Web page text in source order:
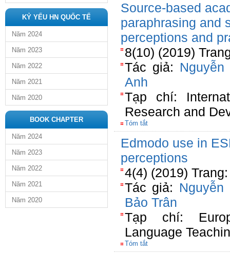
KỶ YẾU HN QUỐC TẾ
Năm 2024
Năm 2023
Năm 2022
Năm 2021
Năm 2020
BOOK CHAPTER
Năm 2024
Năm 2023
Năm 2022
Năm 2021
Năm 2020
Source-based
paraphrasing and
perceptions and
8(10) (2019)
Tác giả:
Anh
Tạp chí:
Research and
Tóm tắt
Edmodo use in
perceptions
4(4) (2019)
Tác giả:
Bảo Trân
Tạp chí:
Language
Tóm tắt